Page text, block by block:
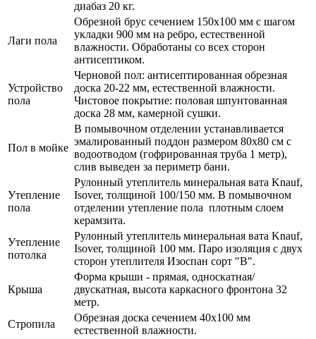
диабаз 20 кг.
Лаги пола
Обрезной брус сечением 150х100 мм с шагом
укладки 900 мм на ребро, естественной
влажности. Обработаны со всех сторон
антисептиком.
Устройство
пола
Черновой пол: антисептированная обрезная
доска 20-22 мм, естественной влажности.
Чистовое покрытие: половая шпунтованная
доска 28 мм, камерной сушки.
Пол в мойке
В помывочном отделении устанавливается
эмалированный поддон размером 80х80 см с
водоотводом (гофрированная труба 1 метр),
слив выведен за периметр бани.
Утепление
пола
Рулонный утеплитель минеральная вата Knauf,
Isover, толщиной 100/150 мм. В помывочном
отделении утепление пола плотным слоем
керамзита.
Утепление
потолка
Рулонный утеплитель минеральная вата Knauf,
Isover, толщиной 100 мм. Паро изоляция с двух
сторон утеплителя Изоспан сорт "В".
Крыша
Форма крыши - прямая, односкатная/
двускатная, высота каркасного фронтона 32
метр.
Стропила
Обрезная доска сечением 40х100 мм
естественной влажности.